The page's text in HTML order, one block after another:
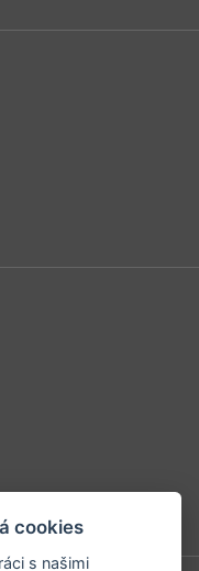
cookies
s našimi